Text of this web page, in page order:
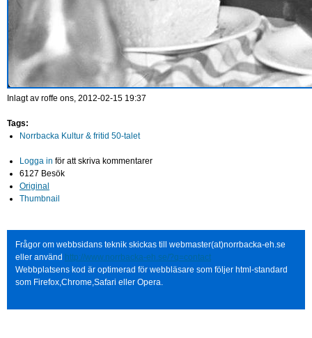
Inlagt av roffe ons, 2012-02-15 19:37
Tags:
Norrbacka Kultur & fritid 50-talet
Logga in för att skriva kommentarer
6127 Besök
Original
Thumbnail
Frågor om webbsidans teknik skickas till webmaster(at)norrbacka-eh.se
eller använd http://www.norrbacka-eh.se/?q=contact
Webbplatsens kod är optimerad för webbläsare som följer html-standard
som Firefox,Chrome,Safari eller Opera.